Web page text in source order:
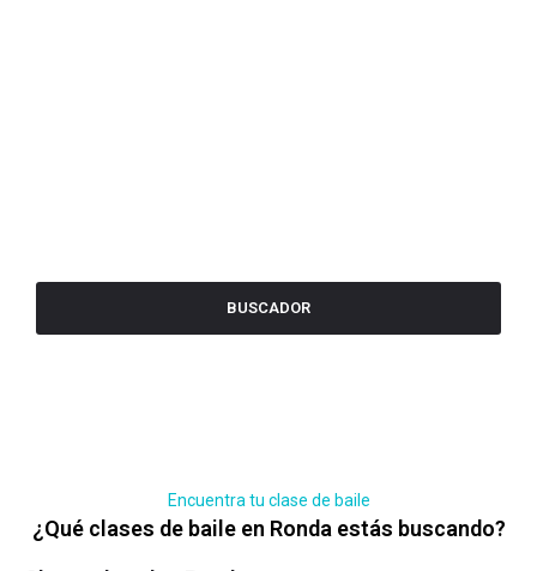
BUSCADOR
Encuentra tu clase de baile
¿Qué clases de baile en Ronda estás buscando?